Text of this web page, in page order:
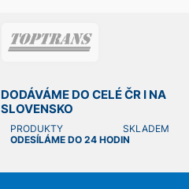
DODÁVÁME DO CELÉ ČR I NA
SLOVENSKO
PRODUKTY SKLADEM
ODESÍLÁME DO 24 HODIN